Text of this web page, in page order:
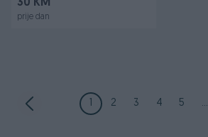
30 KM
prije dan
1 2 3 4 5 ...